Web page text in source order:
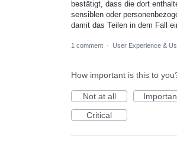
bestätigt, dass die dort
sensiblen oder
damit das Teilen in dem Fall
1 comment · User Experience &
How important is this to
Not at all
Critical